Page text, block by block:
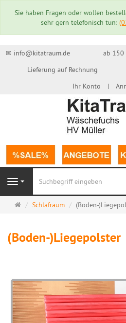
Sie haben Fragen oder wollen
sehr gern telefonisch tun:
✉ info@kitatraum.de
ab 150
Lieferung auf
Ihr Konto
Navigation
Startseite
Schlafraum (Boden-
(Boden-)Liegepolster